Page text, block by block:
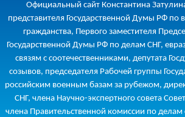
Официальный сайт Константина
представителя Государственной Думы РФ по
гражданства, Первого заместителя
Государственной Думы РФ по делам СНГ,
связям с соотечественниками, депутата
созывов, председателя Рабочей группы
российским военным базам за рубежом,
СНГ, члена Научно-экспертного совета
члена Правительственной комиссии по делам